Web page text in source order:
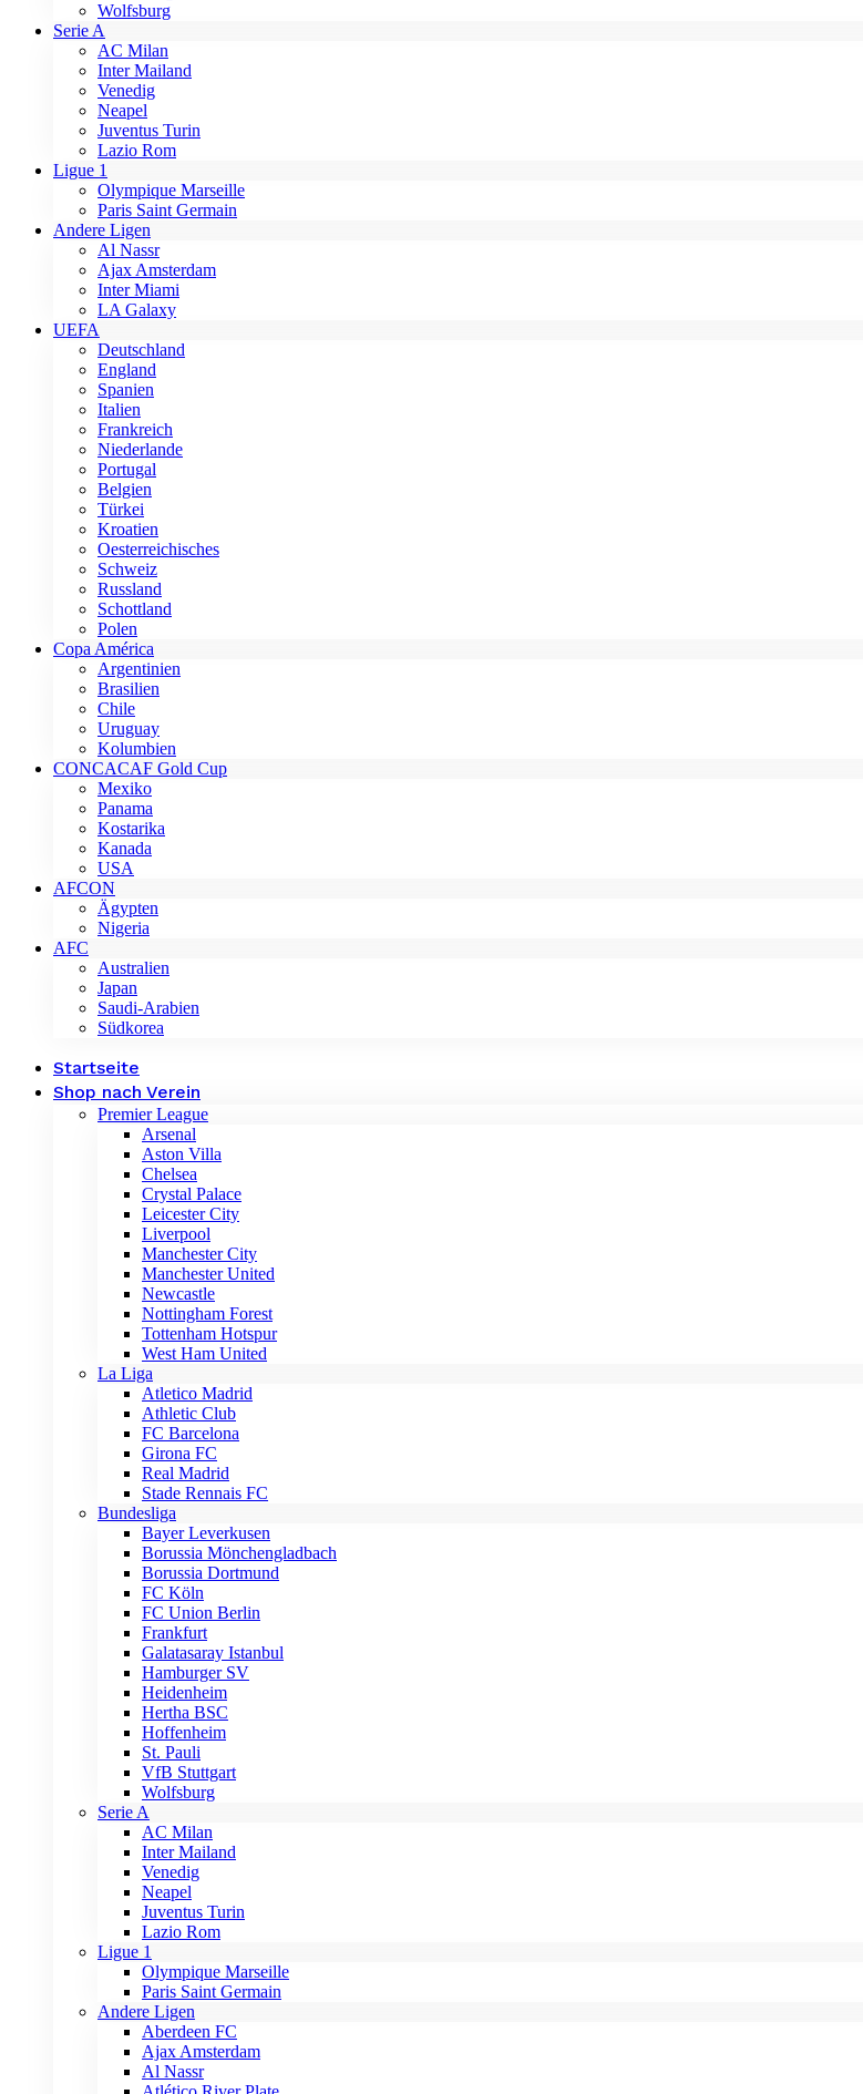
Wolfsburg
Serie A
AC Milan
Inter Mailand
Venedig
Neapel
Juventus Turin
Lazio Rom
Ligue 1
Olympique Marseille
Paris Saint Germain
Andere Ligen
Al Nassr
Ajax Amsterdam
Inter Miami
LA Galaxy
UEFA
Deutschland
England
Spanien
Italien
Frankreich
Niederlande
Portugal
Belgien
Türkei
Kroatien
Oesterreichisches
Schweiz
Russland
Schottland
Polen
Copa América
Argentinien
Brasilien
Chile
Uruguay
Kolumbien
CONCACAF Gold Cup
Mexiko
Panama
Kostarika
Kanada
USA
AFCON
Ägypten
Nigeria
AFC
Australien
Japan
Saudi-Arabien
Südkorea
Startseite
Shop nach Verein
Premier League
Arsenal
Aston Villa
Chelsea
Crystal Palace
Leicester City
Liverpool
Manchester City
Manchester United
Newcastle
Nottingham Forest
Tottenham Hotspur
West Ham United
La Liga
Atletico Madrid
Athletic Club
FC Barcelona
Girona FC
Real Madrid
Stade Rennais FC
Bundesliga
Bayer Leverkusen
Borussia Mönchengladbach
Borussia Dortmund
FC Köln
FC Union Berlin
Frankfurt
Galatasaray Istanbul
Hamburger SV
Heidenheim
Hertha BSC
Hoffenheim
St. Pauli
VfB Stuttgart
Wolfsburg
Serie A
AC Milan
Inter Mailand
Venedig
Neapel
Juventus Turin
Lazio Rom
Ligue 1
Olympique Marseille
Paris Saint Germain
Andere Ligen
Aberdeen FC
Ajax Amsterdam
Al Nassr